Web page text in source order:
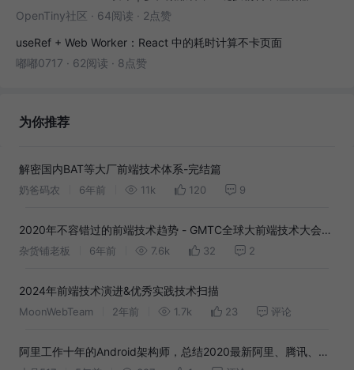
OpenTiny社区 · 64阅读 · 2点赞
useRef + Web Worker：React 中的耗时计算不卡页面
嘟嘟0717 · 62阅读 · 8点赞
为你推荐
解密国内BAT等大厂前端技术体系-完结篇
奶爸码农 6年前 11k 120 9
2020年不容错过的前端技术趋势 - GMTC全球大前端技术大会解
读
杂货铺老板 6年前 7.6k 32 2
2024年前端技术演进&优秀实践技术扫描
MoonWebTeam 2年前 1.7k 23 评论
阿里工作十年的Android架构师，总结2020最新阿里、腾讯、字